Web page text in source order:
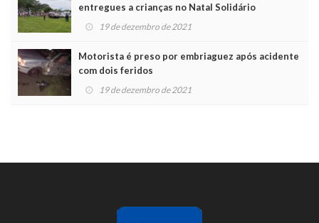
entregues a crianças no Natal Solidário
19 de dezembro de 2021
Motorista é preso por embriaguez após acidente
com dois feridos
19 de dezembro de 2021